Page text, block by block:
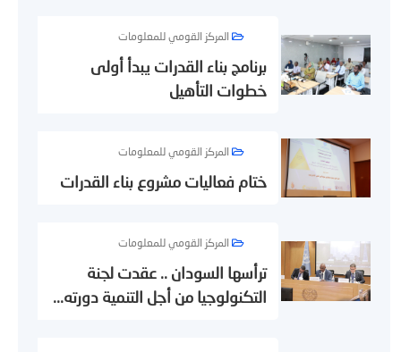
المركز القومي للمعلومات
برنامج بناء القدرات يبدأ أولى
خطوات التأهيل
المركز القومي للمعلومات
ختام فعاليات مشروع بناء القدرات
المركز القومي للمعلومات
ترأسها السودان .. عقدت لجنة
التكنولوجيا من أجل التنمية دورته...